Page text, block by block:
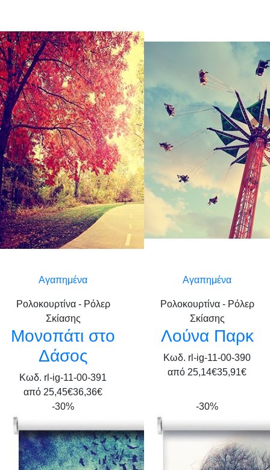
Αγαπημένα
Ρολοκουρτίνα - Ρόλερ
Σκίασης
Mονοπάτι στο
Δάσος
Κωδ. rl-ig-11-00-391
από 25,45€36,36€
Αγαπημένα
Ρολοκουρτίνα - Ρόλερ
Σκίασης
Λούνα Παρκ
Κωδ. rl-ig-11-00-390
από 25,14€35,91€
-30% -30%